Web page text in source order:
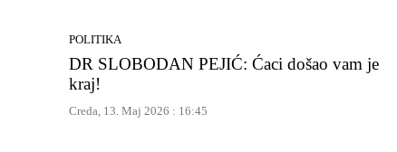
POLITIKA
DR SLOBODAN PEJIĆ: Ćaci došao vam je
kraj!
Creda, 13. Maj 2026 : 16:45